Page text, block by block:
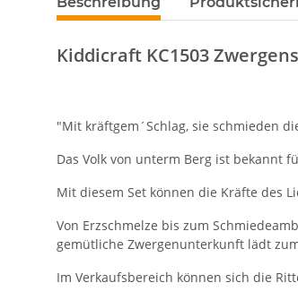
Kiddicraft KC1503
"Mit kräftgem´Schlag, sie schmieden
Das Volk von unterm Berg ist bekannt
Mit diesem Set können die Kräfte des
Von Erzschmelze bis zum
gemütliche Zwergenunterkunft lädt
Im Verkaufsbereich können sich die